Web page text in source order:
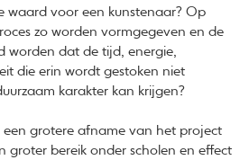
waard voor een kunstenaar? Op
zo worden vormgegeven en de
worden dat de tijd, energie,
die erin wordt gestoken niet
karakter kan krijgen?
een grotere afname van het project
groter bereik onder scholen en effect